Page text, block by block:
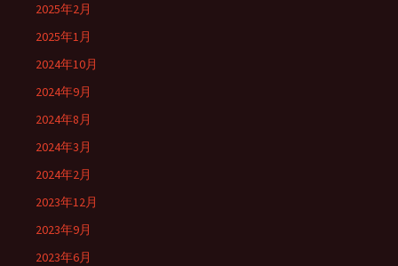
2025年2月
2025年1月
2024年10月
2024年9月
2024年8月
2024年3月
2024年2月
2023年12月
2023年9月
2023年6月